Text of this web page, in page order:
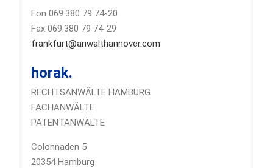
Fon 069.380 79 74-20
Fax 069.380 79 74-29
frankfurt@anwalthannover.com
horak.
RECHTSANWÄLTE HAMBURG
FACHANWÄLTE
PATENTANWÄLTE
Colonnaden 5
20354 Hamburg